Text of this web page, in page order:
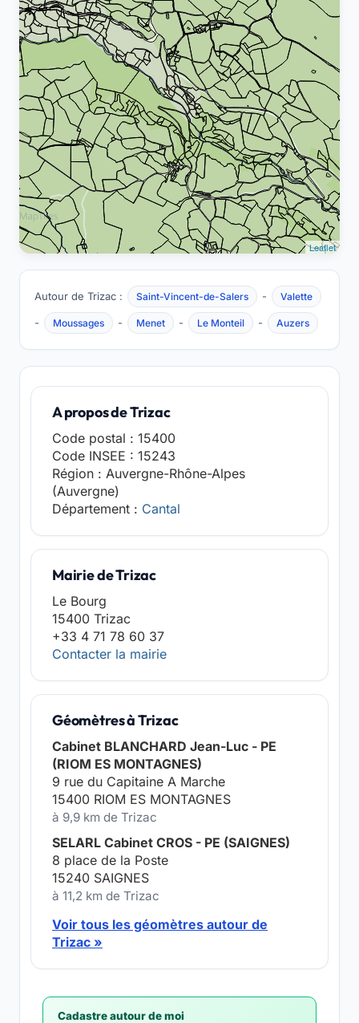
Leaflet
Autour de Trizac : Saint-Vincent-de-Salers - Valette
- Moussages - Menet - Le Monteil - Auzers
A propos de Trizac
Code postal : 15400
Code INSEE : 15243
Région : Auvergne-Rhône-Alpes
(Auvergne)
Département : Cantal
Mairie de Trizac
Le Bourg
15400 Trizac
+33 4 71 78 60 37
Contacter la mairie
Géomètres à Trizac
Cabinet BLANCHARD Jean-Luc - PE
(RIOM ES MONTAGNES)
9 rue du Capitaine A Marche
15400 RIOM ES MONTAGNES
à 9,9 km de Trizac
SELARL Cabinet CROS - PE (SAIGNES)
8 place de la Poste
15240 SAIGNES
à 11,2 km de Trizac
Voir tous les géomètres autour de
Trizac »
Cadastre autour de moi